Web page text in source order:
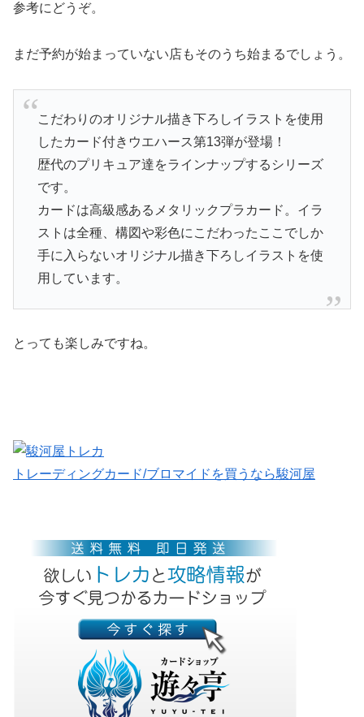
参考にどうぞ。
まだ予約が始まっていない店もそのうち始まるでしょう。
こだわりのオリジナル描き下ろしイラストを使用
したカード付きウエハース第13弾が登場！
歴代のプリキュア達をラインナップするシリーズ
です。
カードは高級感あるメタリックプラカード。イラ
ストは全種、構図や彩色にこだわったここでしか
手に入らないオリジナル描き下ろしイラストを使
用しています。
とっても楽しみですね。
トレーディングカード/ブロマイドを買うなら駿河屋